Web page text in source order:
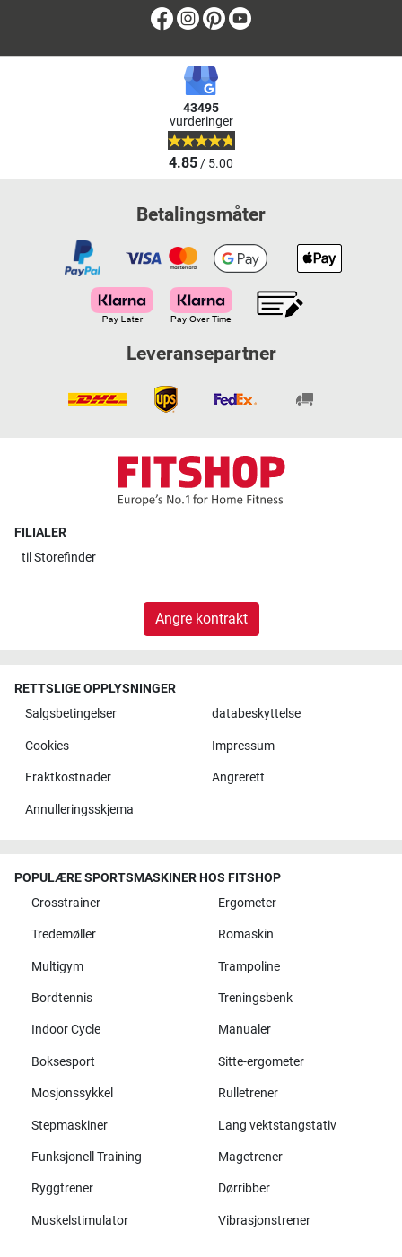
Facebook
Instagram
Pinterest
43495
vurderinger
4.85/ 5.00
Betalingsmåter
Leveransepartner
FILIALER
til Storefinder
Angre kontrakt
RETTSLIGE OPPLYSNINGER
Salgsbetingelser
databeskyttelse
Cookies Impressum
Fraktkostnader Angrerett
Annulleringsskjema
POPULÆRE SPORTSMASKINER HOS FITSHOP
Crosstrainer
Ergometer
Tredemøller Romaskin
Multigym Trampoline
Bordtennis Treningsbenk
Indoor Cycle Manualer
Boksesport Sitte-ergometer
Mosjonssykkel Rulletrener
Stepmaskiner Lang vektstangstativ
Funksjonell Training Magetrener
Ryggtrener Dørribber
Muskelstimulator Vibrasjonstrener